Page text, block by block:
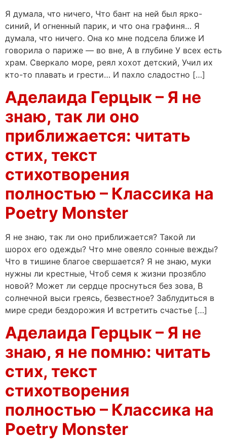
Я думала, что ничего, Что бант на ней был ярко-
синий, И огненный парик, и что она графиня… Я
думала, что ничего. Она ко мне подсела ближе И
говорила о париже — во вне, А в глубине У всех есть
храм. Сверкало море, реял хохот детский, Учил их
кто-то плавать и грести… И пахло сладостно […]
Аделаида Герцык – Я не
знаю, так ли оно
приближается: читать
стих, текст
стихотворения
полностью – Классика на
Poetry Monster
Я не знаю, так ли оно приближается? Такой ли
шорох его одежды? Что мне овеяло сонные вежды?
Что в тишине благое свершается? Я не знаю, муки
нужны ли крестные, Чтоб семя к жизни прозябло
новой? Может ли сердце проснуться без зова, В
солнечной выси греясь, безвестное? Заблудиться в
мире среди бездорожия И встретить счастье […]
Аделаида Герцык – Я не
знаю, я не помню: читать
стих, текст
стихотворения
полностью – Классика на
Poetry Monster